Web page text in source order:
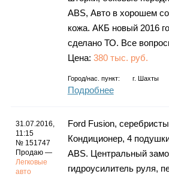
ABS, Авто в хорошем
кожа. АКБ новый 2016
сделано ТО. Все
Цена: 380 тыс. руб.
Город/нас. пункт: г. Шахты
Подробнее
31.07.2016,
11:15
№ 151747
Продаю —
Легковые
авто
Ford Fusion,
Кондиционер, 4
ABS. Центральный
гидроусилитель руля,